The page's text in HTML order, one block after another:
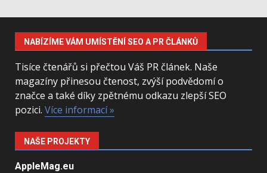
NABÍZÍME VÁM UMÍSTĚNÍ SEO A PR ČLÁNKŮ
Tisíce čtenářů si přečtou Váš PR článek. Naše
magazíny přinesou čtenost, zvýší podvědomí o
značce a také díky zpětnému odkazu zlepší SEO
pozici. Více informací »
NAŠE PROJEKTY
AppleMag.eu